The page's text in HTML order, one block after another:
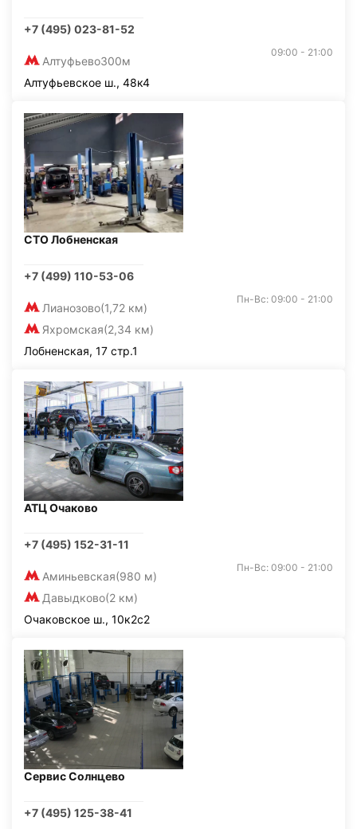
+7 (495) 023-81-52
Алтуфьево300м
09:00 - 21:00
Алтуфьевское ш., 48к4
СТО Лобненская
+7 (499) 110-53-06
Лианозово(1,72 км)
Яхромская(2,34 км)
Пн-Вс: 09:00 - 21:00
Лобненская, 17 стр.1
АТЦ Очаково
+7 (495) 152-31-11
Аминьевская(980 м)
Давыдково(2 км)
Пн-Вс: 09:00 - 21:00
Очаковское ш., 10к2с2
Сервис Солнцево
+7 (495) 125-38-41